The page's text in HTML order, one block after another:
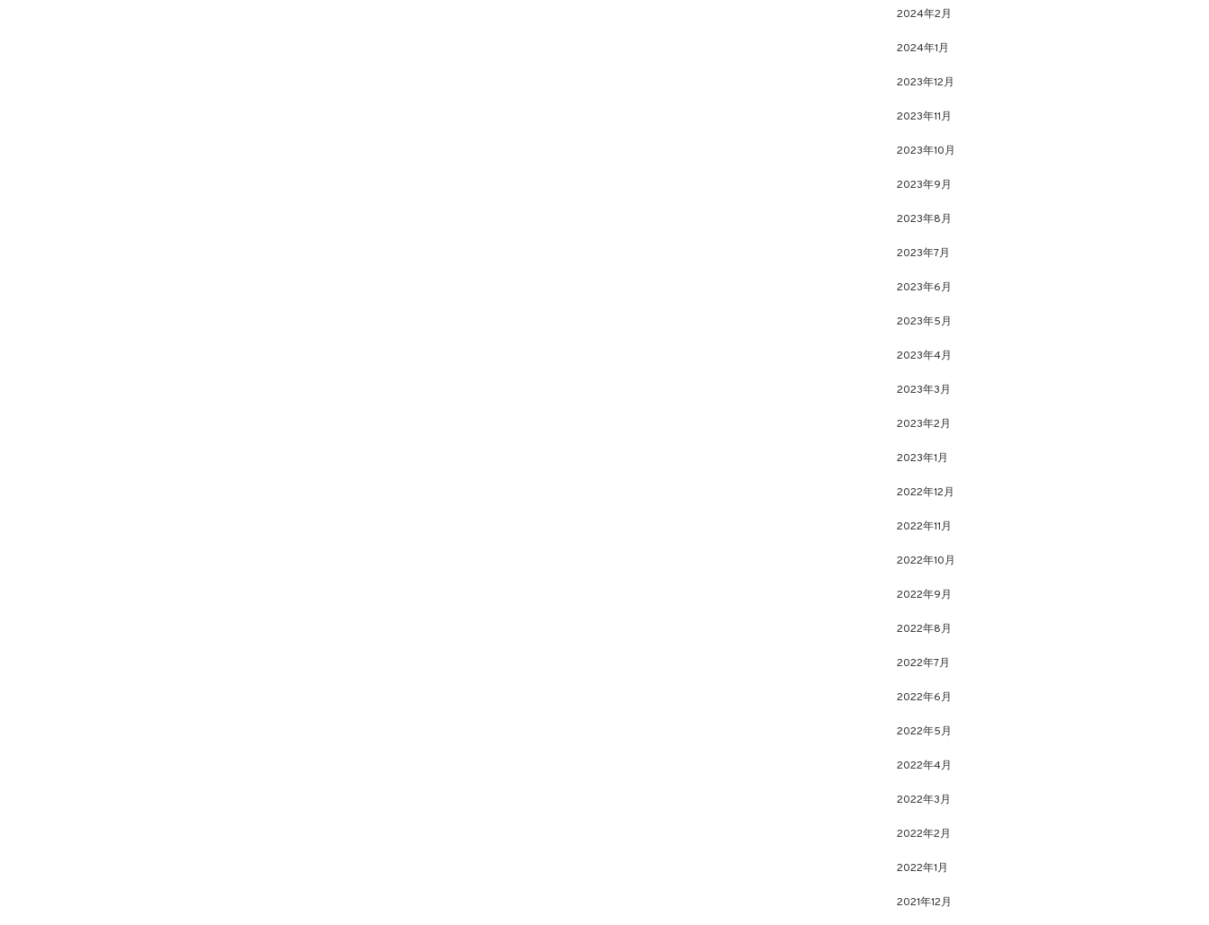
2024年2月
2024年1月
2023年12月
2023年11月
2023年10月
2023年9月
2023年8月
2023年7月
2023年6月
2023年5月
2023年4月
2023年3月
2023年2月
2023年1月
2022年12月
2022年11月
2022年10月
2022年9月
2022年8月
2022年7月
2022年6月
2022年5月
2022年4月
2022年3月
2022年2月
2022年1月
2021年12月